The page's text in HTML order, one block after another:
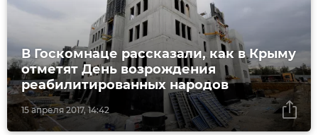
15 апреля 2017, 14:42
В Госкомнаце рассказали, как в Крыму
отметят День возрождения
реабилитированных народов